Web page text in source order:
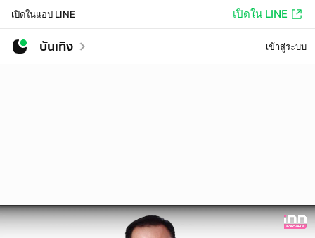
เปิดในแอป LINE เปิดใน LINE
บันเทิง เข้าสู่ระบบ